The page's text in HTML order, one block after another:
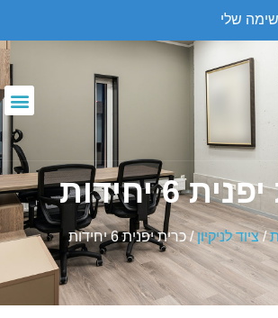
שלי
6 יחידות
/ציוד לניקיון/ כרית יפנית 6 יחידות